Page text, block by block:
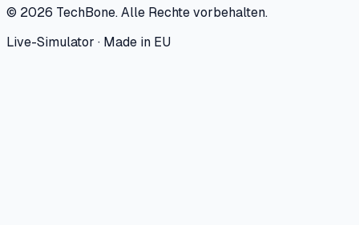
© 2026 TechBone.Alle Rechte vorbehalten.
Live-Simulator · Made in EU